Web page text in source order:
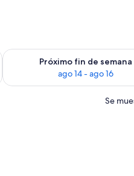
semana, ago 7 - ago 9
Próximo fin de semana
ago 14 - ago 16
Consulta la disponibilidad
Se
un escritorio con silla y una